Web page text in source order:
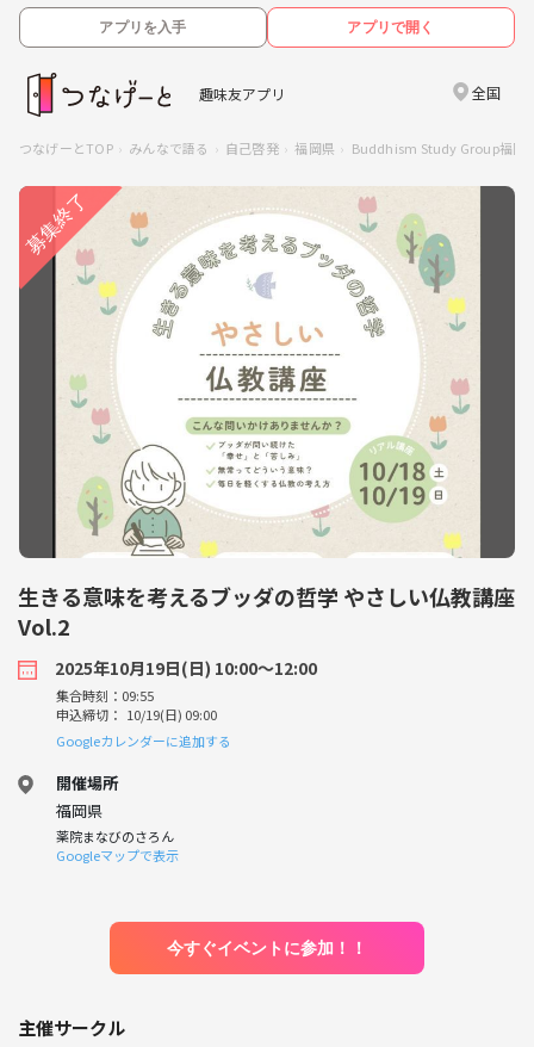
アプリを入手 アプリで開く
趣味友アプリ 全国
つなげーとTOP みんなで語る 自己啓発 福岡県 Buddhism Study Group福岡
生きる意味を考えるブッダの哲学 やさしい仏教講座
Vol.2
2025年10月19日(日) 10:00〜12:00
集合時刻：09:55
申込締切： 10/19(日) 09:00
Googleカレンダーに追加する
開催場所
福岡県
薬院まなびのさろん
Googleマップで表示
今すぐイベントに参加！！
主催サークル